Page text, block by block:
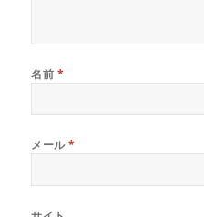
名前 *
メール*